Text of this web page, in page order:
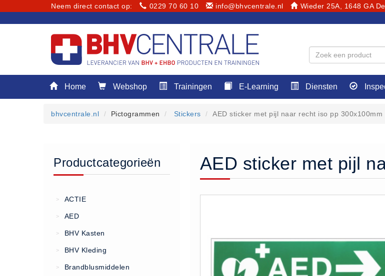
Neem direct contact op: 0229 70 60 10 info@bhvcentrale.nl Wieder 25A, 1648 GA
Home
Keuringen
Bedrijfsnoodplannen
Inspectiecentrale
Home Webshop Trainingen E-Learning Diensten
bhvcentrale.nl Pictogrammen Stickers AED sticker met pijl naar recht iso pp 300x100mm
Productcategorieën
> ACTIE
> AED
> BHV Kasten
> BHV Kleding
> Brandblusmiddelen
AED sticker met pijl